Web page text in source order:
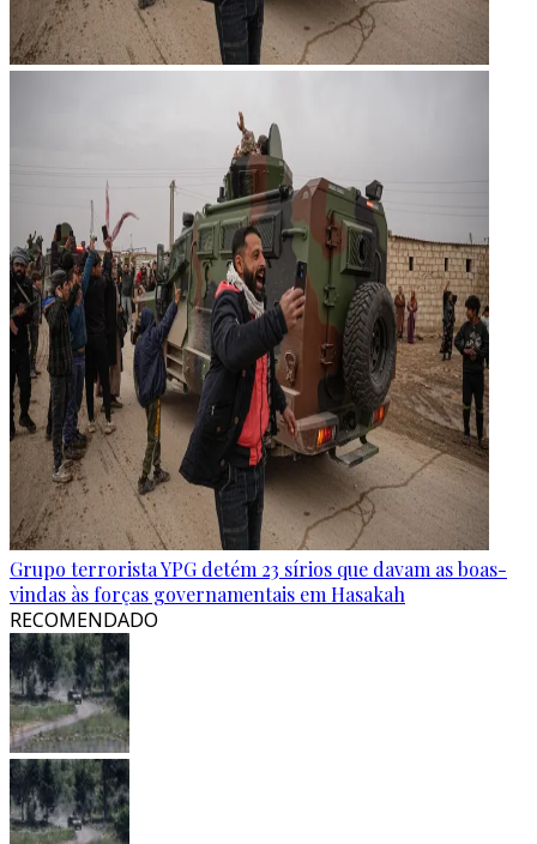
Grupo terrorista YPG detém 23 sírios que davam as boas-
vindas às forças governamentais em Hasakah
RECOMENDADO